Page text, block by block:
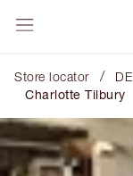
Store locator / DE
Charlotte Tilbury